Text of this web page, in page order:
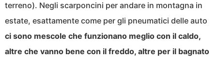
terreno). Negli scarponcini per andare in montagna in
estate, esattamente come per gli pneumatici delle auto
ci sono mescole che funzionano meglio con il caldo,
altre che vanno bene con il freddo, altre per il bagnato